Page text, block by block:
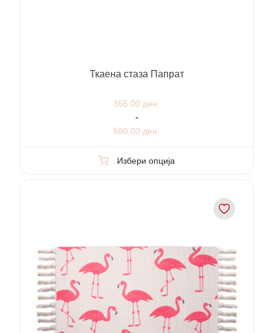
Ткаена стаза Папрат
365.00 ден.
-
580.00 ден.
Избери опција